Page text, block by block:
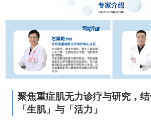
聚焦重症肌无力诊疗与研究，
「生肌」与「活力」